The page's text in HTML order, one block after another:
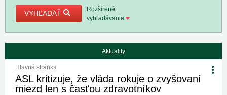
VYHĽADAŤ
Rozšírené
vyhľadávanie
Aktuality
Hlavná stránka
ASL kritizuje, že vláda rokuje o zvyšovaní
miezd len s časťou zdravotníkov